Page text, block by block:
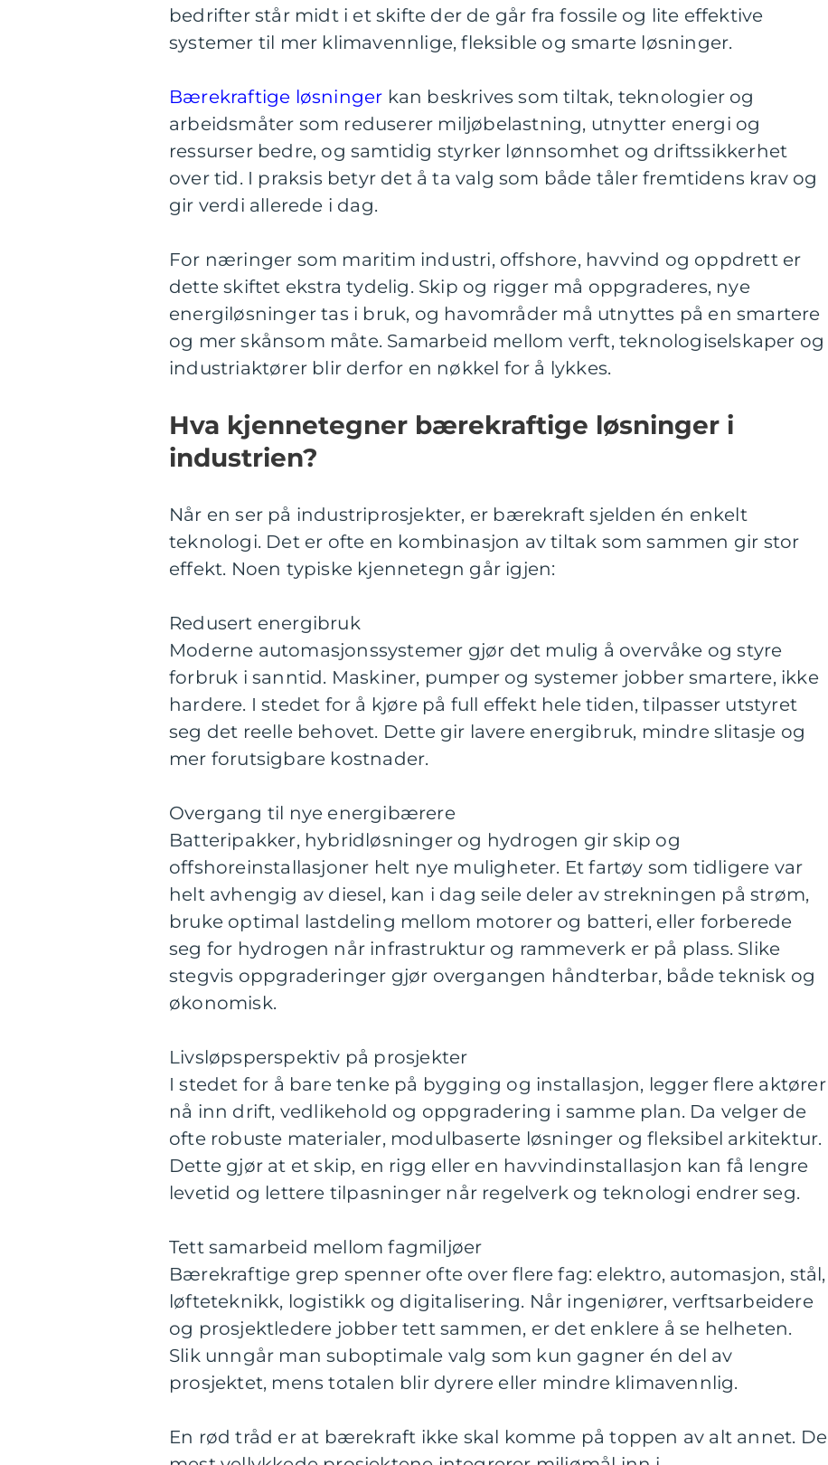
bedrifter står midt i et skifte der de går fra fossile og lite effektive
systemer til mer klimavennlige, fleksible og smarte løsninger.
Bærekraftige løsninger kan beskrives som tiltak, teknologier og
arbeidsmåter som reduserer miljøbelastning, utnytter energi og
ressurser bedre, og samtidig styrker lønnsomhet og driftssikkerhet
over tid. I praksis betyr det å ta valg som både tåler fremtidens krav og
gir verdi allerede i dag.
For næringer som maritim industri, offshore, havvind og oppdrett er
dette skiftet ekstra tydelig. Skip og rigger må oppgraderes, nye
energiløsninger tas i bruk, og havområder må utnyttes på en smartere
og mer skånsom måte. Samarbeid mellom verft, teknologiselskaper og
industriaktører blir derfor en nøkkel for å lykkes.
Hva kjennetegner bærekraftige løsninger i
industrien?
Når en ser på industriprosjekter, er bærekraft sjelden én enkelt
teknologi. Det er ofte en kombinasjon av tiltak som sammen gir stor
effekt. Noen typiske kjennetegn går igjen:
Redusert energibruk
Moderne automasjonssystemer gjør det mulig å overvåke og styre
forbruk i sanntid. Maskiner, pumper og systemer jobber smartere, ikke
hardere. I stedet for å kjøre på full effekt hele tiden, tilpasser utstyret
seg det reelle behovet. Dette gir lavere energibruk, mindre slitasje og
mer forutsigbare kostnader.
Overgang til nye energibærere
Batteripakker, hybridløsninger og hydrogen gir skip og
offshoreinstallasjoner helt nye muligheter. Et fartøy som tidligere var
helt avhengig av diesel, kan i dag seile deler av strekningen på strøm,
bruke optimal lastdeling mellom motorer og batteri, eller forberede
seg for hydrogen når infrastruktur og rammeverk er på plass. Slike
stegvis oppgraderinger gjør overgangen håndterbar, både teknisk og
økonomisk.
Livsløpsperspektiv på prosjekter
I stedet for å bare tenke på bygging og installasjon, legger flere aktører
nå inn drift, vedlikehold og oppgradering i samme plan. Da velger de
ofte robuste materialer, modulbaserte løsninger og fleksibel arkitektur.
Dette gjør at et skip, en rigg eller en havvindinstallasjon kan få lengre
levetid og lettere tilpasninger når regelverk og teknologi endrer seg.
Tett samarbeid mellom fagmiljøer
Bærekraftige grep spenner ofte over flere fag: elektro, automasjon, stål,
løfteteknikk, logistikk og digitalisering. Når ingeniører, verftsarbeidere
og prosjektledere jobber tett sammen, er det enklere å se helheten.
Slik unngår man suboptimale valg som kun gagner én del av
prosjektet, mens totalen blir dyrere eller mindre klimavennlig.
En rød tråd er at bærekraft ikke skal komme på toppen av alt annet. De